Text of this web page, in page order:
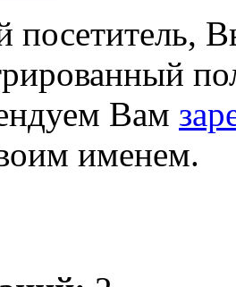
посетитель,
Вам
именем.